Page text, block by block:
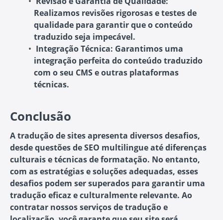
Realizamos revisões rigorosas e testes de
qualidade para garantir que o conteúdo
traduzido seja impecável.
Integração Técnica: Garantimos uma
integração perfeita do conteúdo traduzido
com o seu CMS e outras plataformas
técnicas.
Conclusão
A tradução de sites apresenta diversos desafios,
desde questões de SEO multilingue até diferenças
culturais e técnicas de formatação. No entanto,
com as estratégias e soluções adequadas, esses
desafios podem ser superados para garantir uma
tradução eficaz e culturalmente relevante. Ao
contratar nossos serviços de tradução e